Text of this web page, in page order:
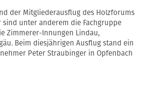
der Mitgliederausflug des Holzforums
unter anderem die Fachgruppe
Zimmerer-Innungen Lindau,
Beim diesjährigen Ausflug stand ein
Peter Straubinger in Opfenbach